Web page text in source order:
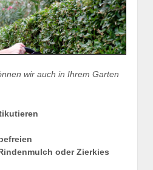
wir auch in Ihrem Garten
oder Zierkies